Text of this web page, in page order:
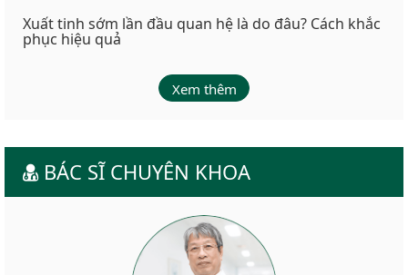
Xuất tinh sớm lần đầu quan hệ là do đâu? Cách khắc
phục hiệu quả
Xem thêm
BÁC SĨ CHUYÊN KHOA